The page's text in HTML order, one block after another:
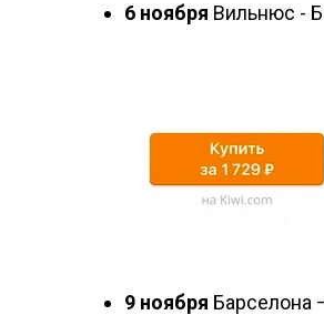
6 ноября Вильнюс -
9 ноября Барселона